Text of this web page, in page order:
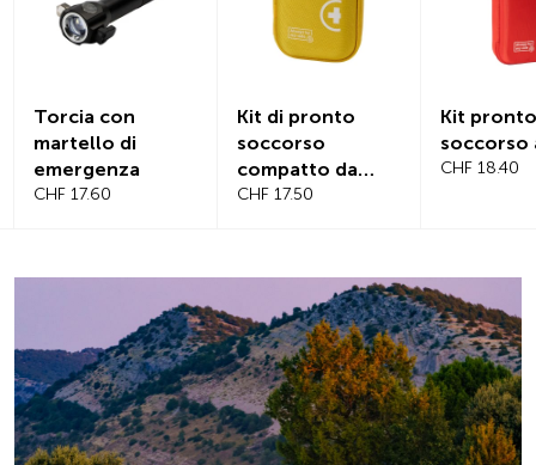
Kit di pronto
soccorso
compatto da
viaggio
CHF 17.50
Kit pronto
soccorso auto
CHF 18.40